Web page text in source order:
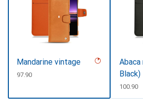
Mandarine vintage
CHF
97.90
Abaca
Black)
CHF
100.90